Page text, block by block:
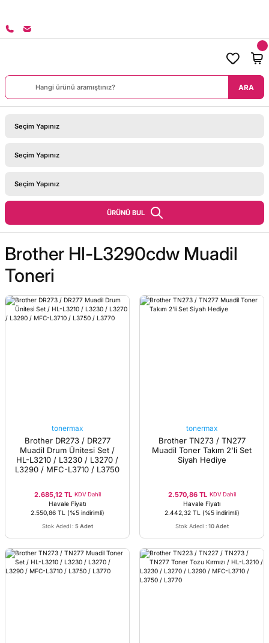
ARA
ÜRÜNÜ BUL
Brother Hl-L3290cdw Muadil
Toneri
tonermax
Brother DR273 / DR277
Muadil Drum Ünitesi Set /
HL-L3210 / L3230 / L3270 /
L3290 / MFC-L3710 / L3750
2.685,12 TL KDV Dahil
Havale Fiyatı
2.550,86 TL
(%5 indirimli)
Stok Adedi : 5 Adet
tonermax
Brother TN273 / TN277
Muadil Toner Takım 2'li Set
Siyah Hediye
2.570,86 TL KDV Dahil
Havale Fiyatı
2.442,32 TL
(%5 indirimli)
Stok Adedi : 10 Adet